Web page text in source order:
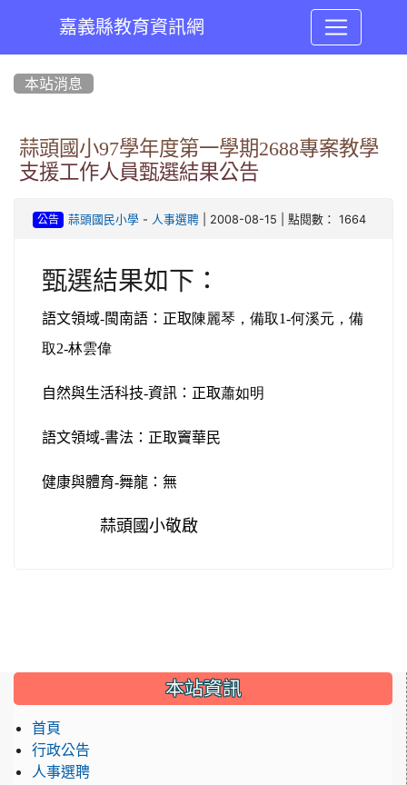
嘉義縣教育資訊網
本站消息
蒜頭國小97學年度第一學期2688專案教學
支援工作人員甄選結果公告
公告 蒜頭國民小學- 人事選聘| 2008-08-15 | 點閱數： 1664
甄選結果如下：
語文領域-閩南語：正取陳麗琴，備取1-何溪元，備
取2-林雲偉
自然與生活科技-資訊：正取蕭如明
語文領域-書法：正取竇華民
健康與體育-舞龍：無
蒜頭國小敬啟
::: 本站資訊
首頁
行政公告
人事選聘